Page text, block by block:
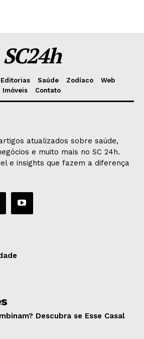
SC24h
Editorias Saúde Zodíaco
Web
Imóveis
Contato
atualizados sobre saúde,
e muito mais no SC 24h.
e insights que fazem a diferença
Descubra se Esse Casal